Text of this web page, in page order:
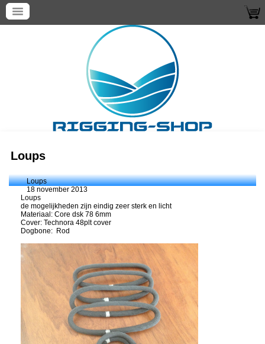
Loups
Loups
18 november 2013
Loups
de mogelijkheden zijn eindig zeer sterk en licht
Materiaal: Core dsk 78 6mm
Cover: Technora 48plt cover
Dogbone: Rod